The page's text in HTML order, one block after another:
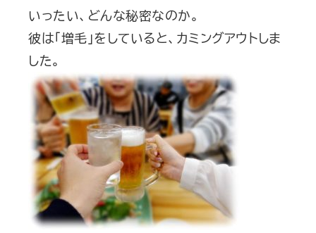
いったい、どんな秘密なのか。
彼は「増毛」をしていると、カミングアウトしま
した。